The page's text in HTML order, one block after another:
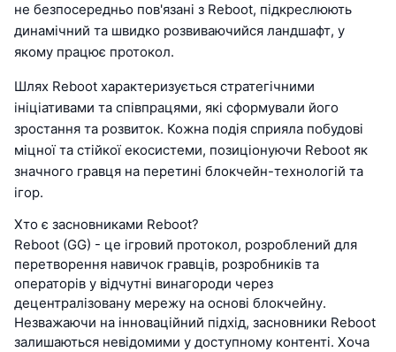
не безпосередньо пов'язані з Reboot, підкреслюють
динамічний та швидко розвиваючийся ландшафт, у
якому працює протокол.
Шлях Reboot характеризується стратегічними
ініціативами та співпрацями, які сформували його
зростання та розвиток. Кожна подія сприяла побудові
міцної та стійкої екосистеми, позиціонуючи Reboot як
значного гравця на перетині блокчейн-технологій та
ігор.
Хто є засновниками Reboot?
Reboot (GG) - це ігровий протокол, розроблений для
перетворення навичок гравців, розробників та
операторів у відчутні винагороди через
децентралізовану мережу на основі блокчейну.
Незважаючи на інноваційний підхід, засновники Reboot
залишаються невідомими у доступному контенті. Хоча